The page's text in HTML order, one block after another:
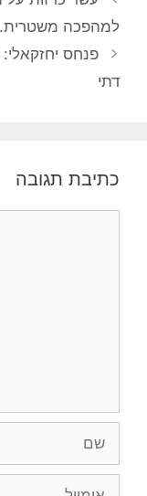
למהפכה משטרית.
פנחס יחזקאלי:
דתי
כתיבת תגובה